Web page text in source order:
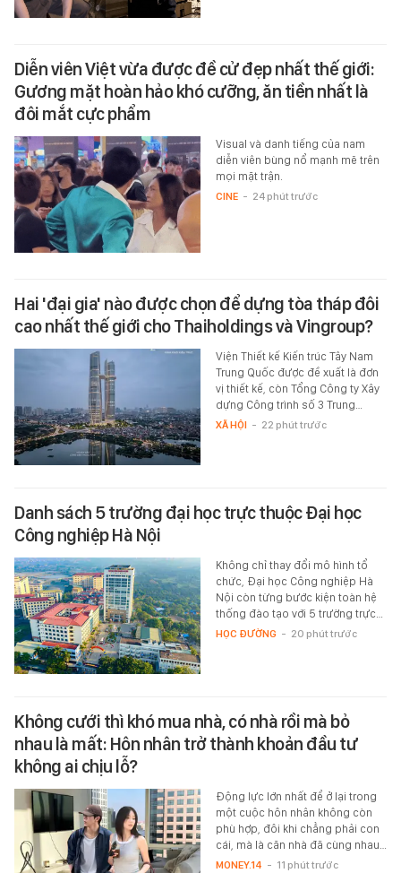
Diễn viên Việt vừa được đề cử đẹp nhất thế giới:
Gương mặt hoàn hảo khó cưỡng, ăn tiền nhất là
đôi mắt cực phẩm
Visual và danh tiếng của nam
diễn viên bùng nổ mạnh mẽ trên
mọi mặt trận.
CINE - 24 phút trước
Hai 'đại gia' nào được chọn để dựng tòa tháp đôi
cao nhất thế giới cho Thaiholdings và Vingroup?
Viện Thiết kế Kiến trúc Tây Nam
Trung Quốc được đề xuất là đơn
vị thiết kế, còn Tổng Công ty Xây
dựng Công trình số 3 Trung…
XÃ HỘI - 22 phút trước
Danh sách 5 trường đại học trực thuộc Đại học
Công nghiệp Hà Nội
Không chỉ thay đổi mô hình tổ
chức, Đại học Công nghiệp Hà
Nội còn từng bước kiện toàn hệ
thống đào tạo với 5 trường trực…
HỌC ĐƯỜNG - 20 phút trước
Không cưới thì khó mua nhà, có nhà rồi mà bỏ
nhau là mất: Hôn nhân trở thành khoản đầu tư
không ai chịu lỗ?
Động lực lớn nhất để ở lại trong
một cuộc hôn nhân không còn
phù hợp, đôi khi chẳng phải con
cái, mà là căn nhà đã cùng nhau…
MONEY.14 - 11 phút trước